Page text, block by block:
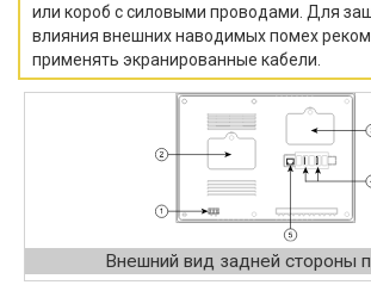
или короб с силовыми проводами. Для
влияния внешних наводимых помех
применять экранированные кабели.
Внешний вид задней стороны